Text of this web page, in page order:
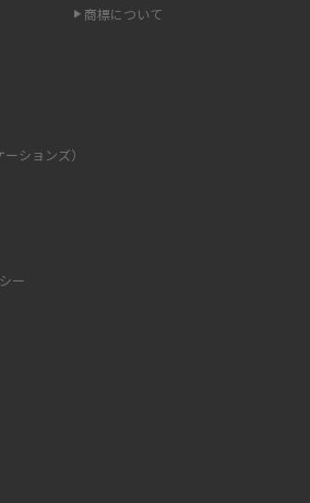
Fi）とは？おススメする方の特徴や選び方を
型Wi-Fiはある？すぐに使うための方法や注意
？モデム・ルーター・ホームゲートウェイと
の目安やギガが足りない時の対処法を紹介
やメリットと注意点、規格の種類も解説
？必要なことやポイントも紹介
メリット・デメリットを初心者向けにわかり
商標について
ションズ）
ー